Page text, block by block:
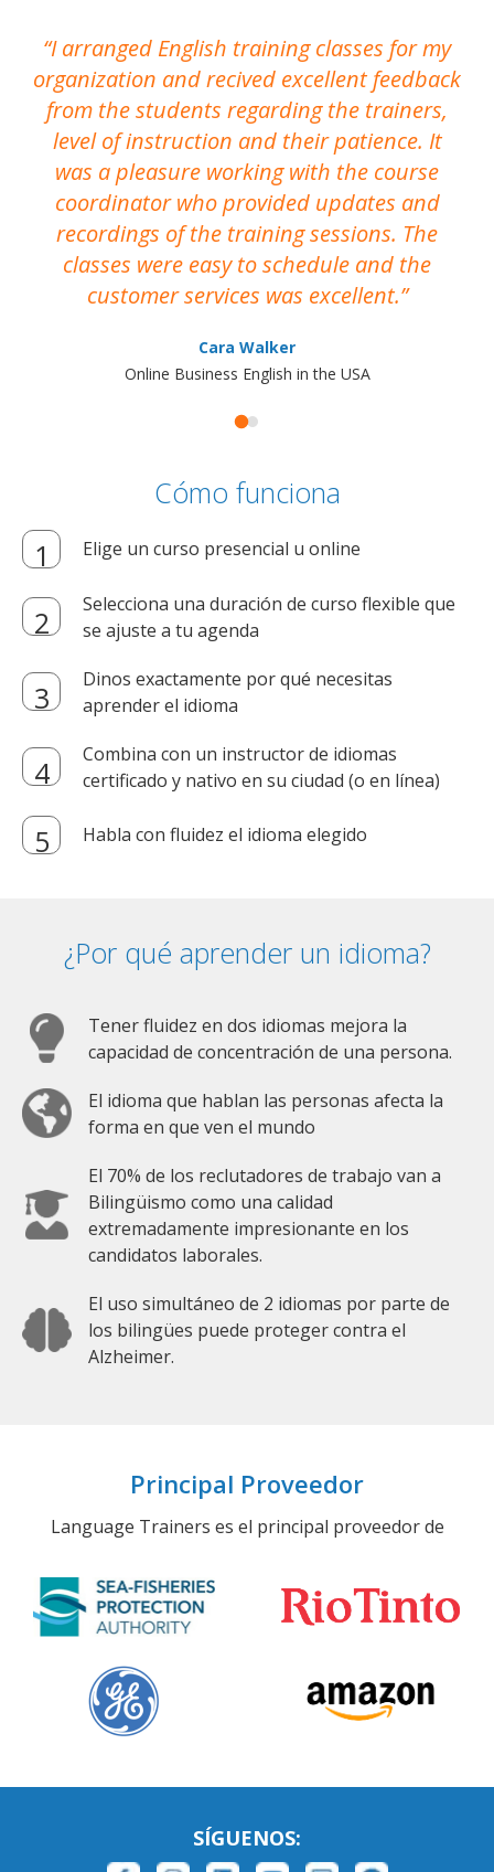
I arranged English training classes for my
organization and recived excellent feedback
from the students regarding the trainers,
level of instruction and their patience. It
was a pleasure working with the course
coordinator who provided updates and
recordings of the training sessions. The
classes were easy to schedule and the
customer services was excellent.
Cara Walker
Online Business English in the USA
Cómo funciona
Elige un curso presencial u online
Selecciona una duración de curso flexible que
se ajuste a tu agenda
Dinos exactamente por qué necesitas
aprender el idioma
Combina con un instructor de idiomas
certificado y nativo en su ciudad (o en línea)
Habla con fluidez el idioma elegido
¿Por qué aprender un idioma?
Tener fluidez en dos idiomas mejora la
capacidad de concentración de una persona.
El idioma que hablan las personas afecta la
forma en que ven el mundo
El 70% de los reclutadores de trabajo van a
Bilingüismo como una calidad
extremadamente impresionante en los
candidatos laborales.
El uso simultáneo de 2 idiomas por parte de
los bilingües puede proteger contra el
Alzheimer.
Principal Proveedor
Language Trainers es el principal proveedor de
SÍGUENOS: